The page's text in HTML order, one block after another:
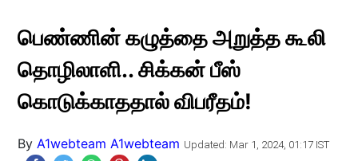
பெண்ணின் கழுத்தை அறுத்த கூலி
தொழிலாளி.. சிக்கன் பீஸ்
கொடுக்காததால் விபரீதம்!
By A1webteam A1webteam Updated: Mar 1, 2024, 01:17 IST